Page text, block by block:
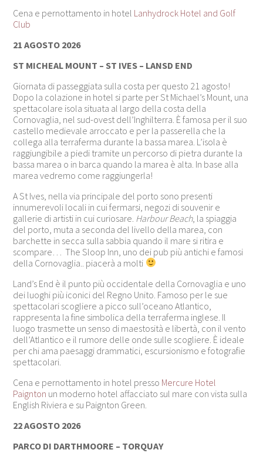
Cena e pernottamento in hotel Lanhydrock Hotel and Golf
Club
21 AGOSTO 2026
ST MICHEAL MOUNT – ST IVES – LANSD END
Giornata di passeggiata sulla costa per questo 21 agosto!
Dopo la colazione in hotel si parte per St Michael’s Mount, una
spettacolare isola situata al largo della costa della
Cornovaglia , nel sud-ovest dell’Inghilterra . È famosa per il suo
castello medievale arroccato e per la passerella che la
collega alla terraferma durante la bassa marea. L’isola è
raggiungibile a piedi tramite un percorso di pietra durante la
bassa marea o in barca quando la marea è alta. In base alla
marea vedremo come raggiungerla!
A St Ives, nella via principale del porto sono presenti
innumerevoli locali in cui fermarsi, negozi di souvenir e
gallerie di artisti in cui curiosare. Harbour Beach, la spiaggia
del porto, muta a seconda del livello della marea, con
barchette in secca sulla sabbia quando il mare si ritira e
scompare… The Sloop Inn, uno dei pub più antichi e famosi
della Cornovaglia.. piacerà a molti
Land’s End è il punto più occidentale della Cornovaglia e uno
dei luoghi più iconici del Regno Unito . Famoso per le sue
spettacolari scogliere a picco sull’oceano Atlantico,
rappresenta la fine simbolica della terraferma inglese. Il
luogo trasmette un senso di maestosità e libertà, con il vento
dell’Atlantico e il rumore delle onde sulle scogliere. È ideale
per chi ama paesaggi drammatici, escursionismo e fotografie
spettacolari.
Cena e pernottamento in hotel presso Mercure Hotel
Paignton un moderno hotel affacciato sul mare con vista sulla
English Riviera e su Paignton Green.
22 AGOSTO 2026
PARCO DI DARTHMOORE – TORQUAY